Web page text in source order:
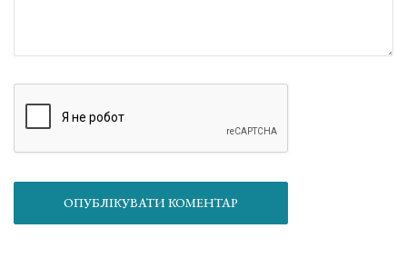
ОПУБЛІКУВАТИ КОМЕНТАР